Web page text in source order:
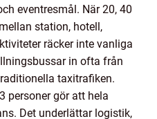
eventresmål. När 20, 40
station, hotell,
räcker inte vanliga
in ofta från
taxitrafiken.
personer gör att hela
Det underlättar logistik,